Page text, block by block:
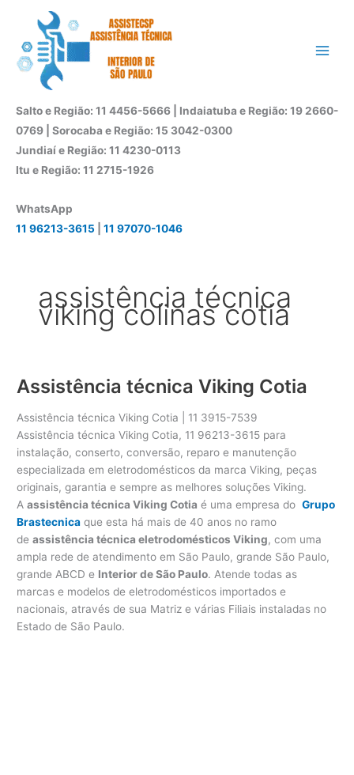
conteúdo
Salto e Região: 11 4456-5666 | Indaiatuba e Região: 19 2660-
0769 | Sorocaba e Região: 15 3042-0300
Jundiaí e Região: 11 4230-0113
Itu e Região: 11 2715-1926
WhatsApp
11 96213-3615
11 97070-1046
assistência técnica
viking colinas cotia
Assistência técnica Viking Cotia
Assistência técnica Viking Cotia | 11 3915-7539
Assistência técnica Viking Cotia, 11 96213-3615 para
instalação, conserto, conversão, reparo e manutenção
especializada em eletrodomésticos da marca Viking, peças
originais, garantia e sempre as melhores soluções Viking.
Aassistência técnica Viking Cotia é uma empresa doGrupo
Brastecnica que esta há mais de 40 anos no ramo
deassistência técnica eletrodomésticos Viking, com uma
ampla rede de atendimento em São Paulo, grande São Paulo,
grande ABCD e Interior de São Paulo. Atende todas as
marcas e modelos de eletrodomésticos importados e
nacionais, através de sua Matriz e várias Filiais instaladas no
Estado de São Paulo.